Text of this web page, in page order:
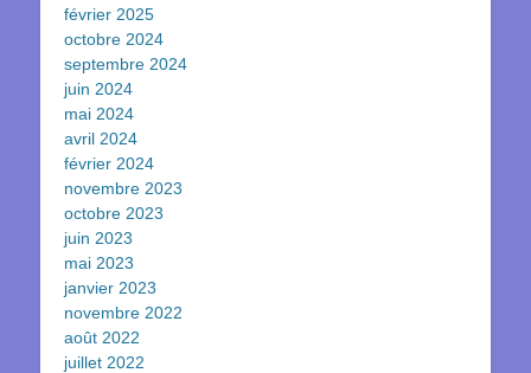
février 2025
octobre 2024
septembre 2024
juin 2024
mai 2024
avril 2024
février 2024
novembre 2023
octobre 2023
juin 2023
mai 2023
janvier 2023
novembre 2022
août 2022
juillet 2022